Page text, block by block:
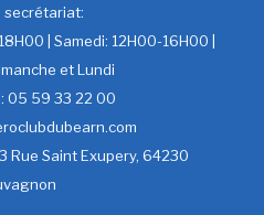
secrétariat:
| Samedi: 12H00-16H00 |
et Lundi
05 59 33 22 00
3 Rue Saint Exupery, 64230